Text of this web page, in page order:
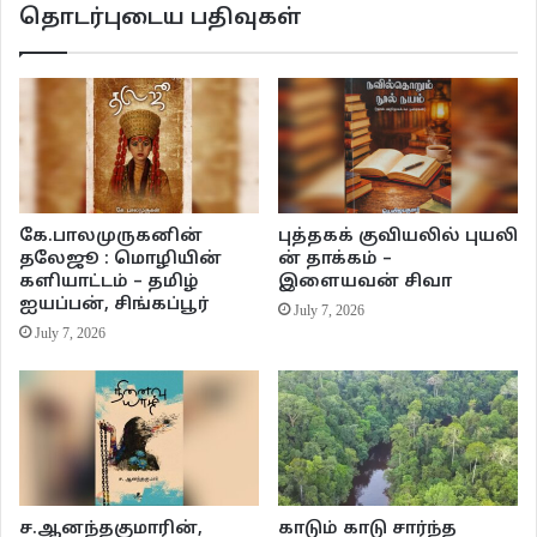
வழி தெரியாத சுமார் 200 குடும்பங்களுக்குப் புதிய குடியிருப்பு கட்டப்படும்
தொடர்புடைய பதிவுகள்
கே.பாலமுருகனின்
தலேஜூ : மொழியின்
களியாட்டம் – தமிழ்
ஐயப்பன், சிங்கப்பூர்
July 7, 2026
புத்தகக் குவியலில் புயலி
ன் தாக்கம் –
இளையவன் சிவா
July 7, 2026
ச.ஆனந்தகுமாரின், காடும் காடு சார்ந்த